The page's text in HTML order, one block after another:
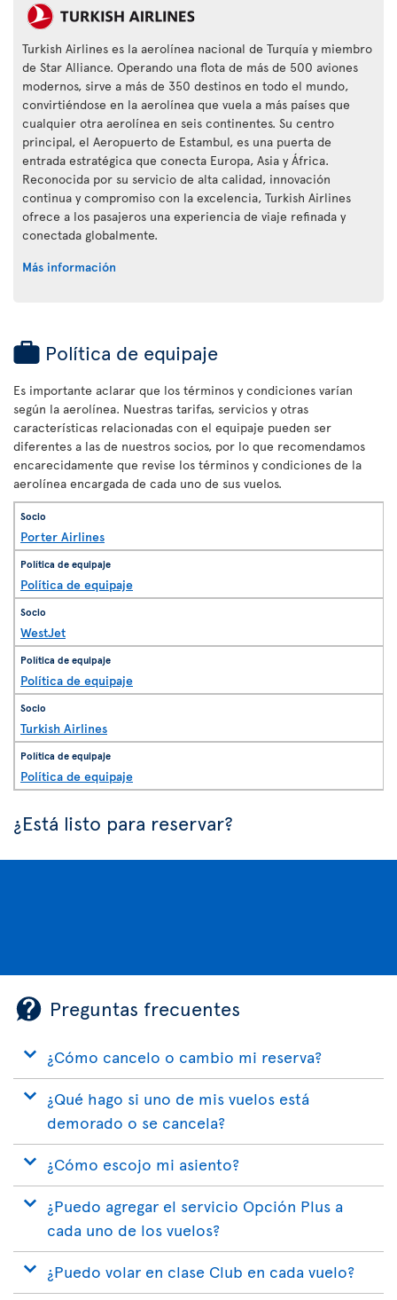
Turkish Airlines es la aerolínea nacional de Turquía y miembro
de Star Alliance. Operando una flota de más de 500 aviones
modernos, sirve a más de 350 destinos en todo el mundo,
convirtiéndose en la aerolínea que vuela a más países que
cualquier otra aerolínea en seis continentes. Su centro
principal, el Aeropuerto de Estambul, es una puerta de
entrada estratégica que conecta Europa, Asia y África.
Reconocida por su servicio de alta calidad, innovación
continua y compromiso con la excelencia, Turkish Airlines
ofrece a los pasajeros una experiencia de viaje refinada y
conectada globalmente.
Más información
Política de equipaje
Es importante aclarar que los términos y condiciones varían
según la aerolínea. Nuestras tarifas, servicios y otras
características relacionadas con el equipaje pueden ser
diferentes a las de nuestros socios, por lo que recomendamos
encarecidamente que revise los términos y condiciones de la
aerolínea encargada de cada uno de sus vuelos.
Porter Airlines
Política de equipaje
WestJet
Política de equipaje
Turkish Airlines
Política de equipaje
¿Está listo para reservar?
Preguntas frecuentes
¿Cómo cancelo o cambio mi reserva?
¿Qué hago si uno de mis vuelos está
demorado o se cancela?
¿Cómo escojo mi asiento?
¿Puedo agregar el servicio Opción Plus a
cada uno de los vuelos?
¿Puedo volar en clase Club en cada vuelo?